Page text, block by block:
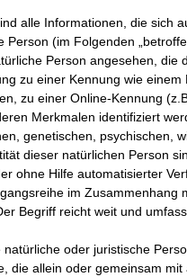
alle Informationen, die sich
(im Folgenden
Person angesehen, die
zu einer Kennung wie einem
zu einer Online-Kennung
Merkmalen identifiziert
genetischen, psychischen,
dieser natürlichen Person
ohne Hilfe automatisierter
im Zusammenhang
Begriff reicht weit und
natürliche oder juristische
die allein oder gemeinsam